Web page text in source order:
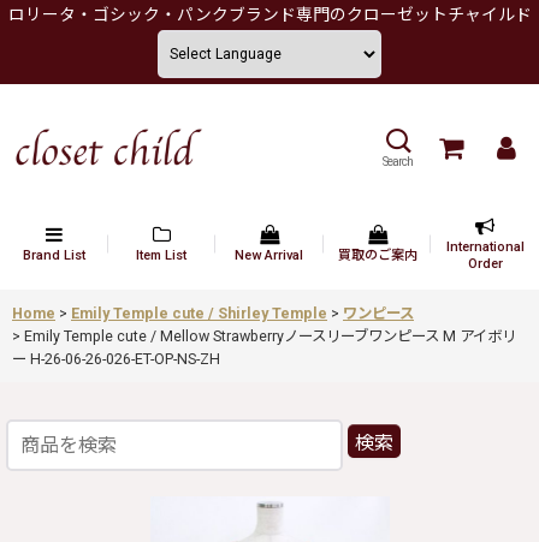
ロリータ・ゴシック・パンクブランド専門のクローゼットチャイルド
Search
Brand List Item List New Arrival 買取のご案内
International
Order
Home > Emily Temple cute / Shirley Temple > ワンピース
> Emily Temple cute / Mellow Strawberryノースリーブワンピース M アイボリ
ー H-26-06-26-026-ET-OP-NS-ZH
検索